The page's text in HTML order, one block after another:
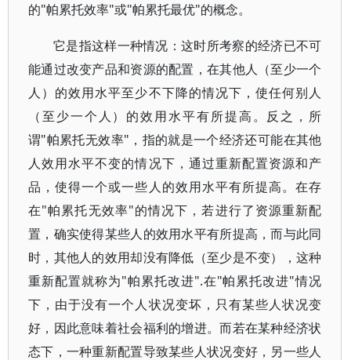
的"帕累托效率"或"帕累托最优"的概念。
它是指这样一种情况：这时所考察的经济已不可
能通过改变产品和资源的配置，在其他人（至少一个
人）的效用水平至少不下降的情况下，使任何别人
（至少一个人）的效用水平有所提高。反之，所
谓"帕累托无效率"，指的就是一个经济还可能在其他
人效用水平不变的情况下，通过重新配置资源和产
品，使得一个或一些人的效用水平有所提高。在存
在"帕累托无效率"的情况下，若进行了资源重新配
置，确实使得某些人的效用水平有所提高，而与此同
时，其他人的效用却没有降低（至少是不变），这种
重新配置就称为"帕累托改进".在"帕累托改进"情况
下，由于没有一个人状况变坏，只有某些人状况变
好，因此意味着社会福利的增进。而若在某种经济状
态下，一种重新配置导致某些人状况变好，另一些人